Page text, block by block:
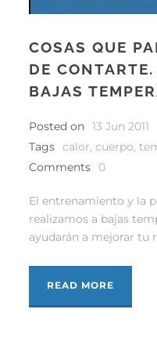
COSAS QUE
DE
BAJAS
Posted on 13 Jun 2011
Tags calor, cuerpo,
Comments
0
El entrenamiento y la
realizamos a bajas
ayudarán a mejorar tu
READ MORE